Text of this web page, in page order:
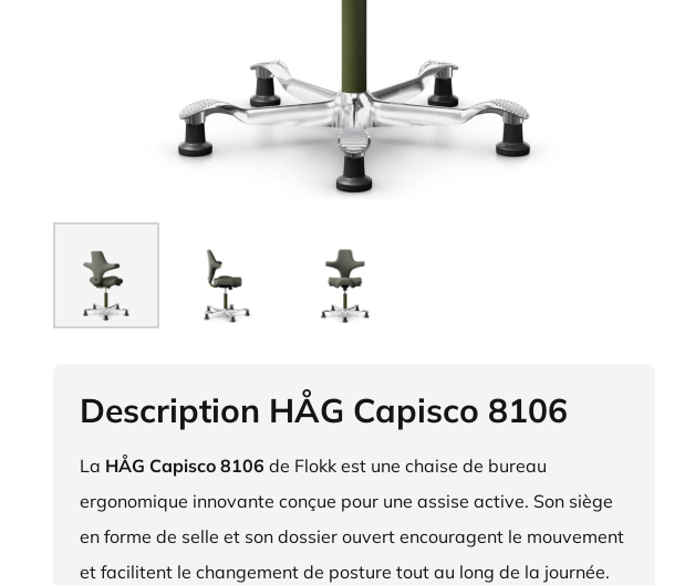
Description HÅG Capisco 8106
La HÅG Capisco 8106 de Flokk est une chaise de bureau
ergonomique innovante conçue pour une assise active. Son siège
en forme de selle et son dossier ouvert encouragent le mouvement
et facilitent le changement de posture tout au long de la journée.